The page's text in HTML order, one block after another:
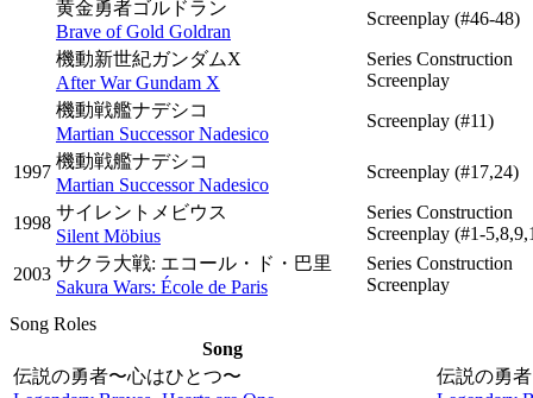
黄金勇者ゴルドラン
Brave of Gold Goldran
Screenplay (#46-48)
機動新世紀ガンダムX
After War Gundam X
Series Construction
Screenplay
機動戦艦ナデシコ
Martian Successor Nadesico
Screenplay (#11)
1997
機動戦艦ナデシコ
Martian Successor Nadesico
Screenplay (#17,24)
1998
サイレントメビウス
Silent Möbius
Series Construction
Screenplay (#1-
2003
サクラ大戦: エコール・ド・巴里
Sakura Wars: École de Paris
Series Construction
Screenplay
Song Roles
Song
伝説の勇者〜心はひとつ〜
伝説の勇